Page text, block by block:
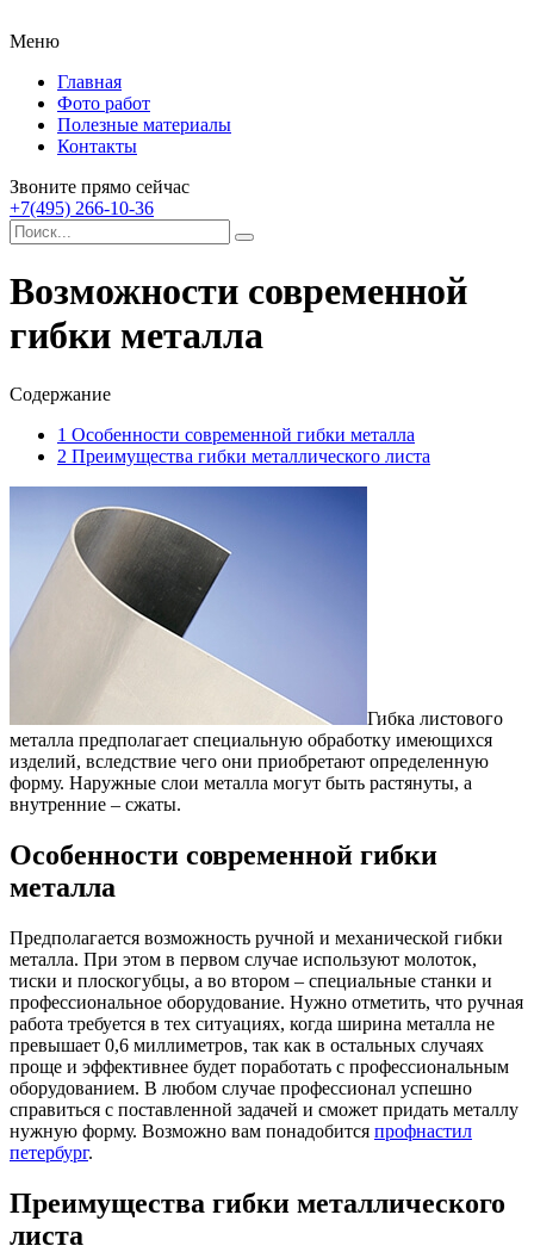
Меню
Главная
Фото работ
Полезные материалы
Контакты
Звоните прямо сейчас
+7(495) 266-10-36
Возможности современной
гибки металла
Содержание
1 Особенности современной гибки металла
2 Преимущества гибки металлического листа
Гибка листового
металла предполагает специальную обработку имеющихся
изделий, вследствие чего они приобретают определенную
форму. Наружные слои металла могут быть растянуты, а
внутренние – сжаты.
Особенности современной гибки
металла
Предполагается возможность ручной и механической гибки
металла. При этом в первом случае используют молоток,
тиски и плоскогубцы, а во втором – специальные станки и
профессиональное оборудование. Нужно отметить, что ручная
работа требуется в тех ситуациях, когда ширина металла не
превышает 0,6 миллиметров, так как в остальных случаях
проще и эффективнее будет поработать с профессиональным
оборудованием. В любом случае профессионал успешно
справиться с поставленной задачей и сможет придать металлу
нужную форму. Возможно вам понадобится профнастил
петербург.
Преимущества гибки металлического
листа